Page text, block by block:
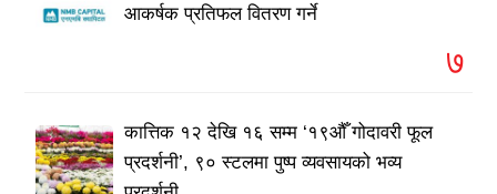
आकर्षक प्रतिफल वितरण गर्ने
७
कात्तिक १२ देखि १६ सम्म ‘१९औँ गोदावरी फूल
प्रदर्शनी’, ९० स्टलमा पुष्प व्यवसायको भव्य